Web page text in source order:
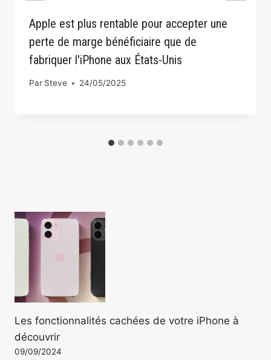
Apple est plus rentable pour accepter une
perte de marge bénéficiaire que de
fabriquer l'iPhone aux États-Unis
Par Steve 24/05/2025
Les fonctionnalités cachées de votre iPhone à
découvrir
09/09/2024